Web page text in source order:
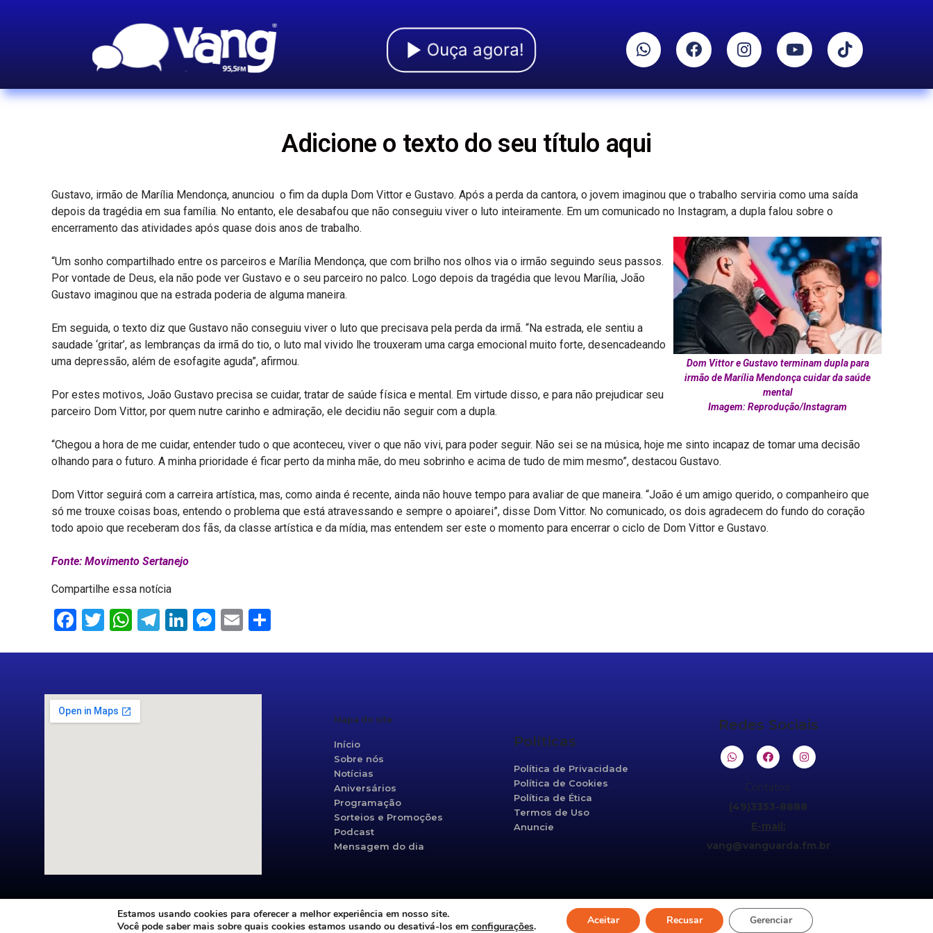
Ouça agora!
Adicione o texto do seu título aqui
Gustavo, irmão de Marília Mendonça, anunciou o fim da dupla Dom Vittor e Gustavo. Após a perda da cantora, o jovem imaginou que o trabalho serviria como uma saída
depois da tragédia em sua família. No entanto, ele desabafou que não conseguiu viver o luto inteiramente. Em um comunicado no Instagram, a dupla falou sobre o
encerramento das atividades após quase dois anos de trabalho.
Dom Vittor e Gustavo terminam dupla para
irmão de Marília Mendonça cuidar da saúde
mental
Imagem: Reprodução/Instagram
“Um sonho compartilhado entre os parceiros e Marília Mendonça, que com brilho nos olhos via o irmão seguindo seus passos.
Por vontade de Deus, ela não pode ver Gustavo e o seu parceiro no palco. Logo depois da tragédia que levou Marília, João
Gustavo imaginou que na estrada poderia de alguma maneira.
Em seguida, o texto diz que Gustavo não conseguiu viver o luto que precisava pela perda da irmã. “Na estrada, ele sentiu a
saudade ‘gritar’, as lembranças da irmã do tio, o luto mal vivido lhe trouxeram uma carga emocional muito forte, desencadeando
uma depressão, além de esofagite aguda”, afirmou.
Por estes motivos, João Gustavo precisa se cuidar, tratar de saúde física e mental. Em virtude disso, e para não prejudicar seu
parceiro Dom Vittor, por quem nutre carinho e admiração, ele decidiu não seguir com a dupla.
“Chegou a hora de me cuidar, entender tudo o que aconteceu, viver o que não vivi, para poder seguir. Não sei se na música, hoje me sinto incapaz de tomar uma decisão
olhando para o futuro. A minha prioridade é ficar perto da minha mãe, do meu sobrinho e acima de tudo de mim mesmo”, destacou Gustavo.
Dom Vittor seguirá com a carreira artística, mas, como ainda é recente, ainda não houve tempo para avaliar de que maneira. “João é um amigo querido, o companheiro que
só me trouxe coisas boas, entendo o problema que está atravessando e sempre o apoiarei”, disse Dom Vittor. No comunicado, os dois agradecem do fundo do coração
todo apoio que receberam dos fãs, da classe artística e da mídia, mas entendem ser este o momento para encerrar o ciclo de Dom Vittor e Gustavo.
Fonte: Movimento Sertanejo
Compartilhe essa notícia
Facebook
Twitter
WhatsApp
Telegram
LinkedIn
Messenger
Email
Mapa do site
Início
Sobre nós
Notícias
Aniversários
Programação
Sorteios e Promoções
Podcast
Mensagem do dia
Políticas
Política de Privacidade
Política de Cookies
Política de Ética
Termos de Uso
Anuncie
Redes Sociais
Contatos:
(49)3353-8888
E-mail:
vang@vanguarda.fm.br
©2021 Vanguarda 95,5fm. Todos os direitos reservados.
Estamos usando cookies para oferecer a melhor experiência em nosso site.
Você pode saber mais sobre quais cookies estamos usando ou desativá-los em configurações. Aceitar Recusar Gerenciar